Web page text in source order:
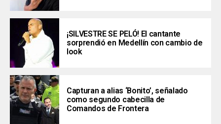
¡SILVESTRE SE PELÓ! El cantante
sorprendió en Medellín con cambio de
look
Capturan a alias ‘Bonito’, señalado
como segundo cabecilla de
Comandos de Frontera